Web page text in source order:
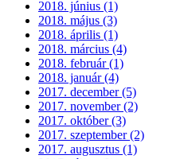
2018. június (1)
2018. május (3)
2018. április (1)
2018. március (4)
2018. február (1)
2018. január (4)
2017. december (5)
2017. november (2)
2017. október (3)
2017. szeptember (2)
2017. augusztus (1)